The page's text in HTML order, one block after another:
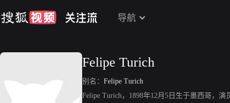
导航
Felipe Turich
别名： Felipe Turich
Felipe Turich，1898年12月5日生于墨西哥，演